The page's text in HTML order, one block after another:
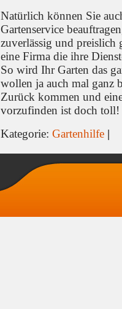
Natürlich können Sie
Gartenservice
zuverlässig und preislich
eine Firma die ihre
So wird Ihr Garten das
wollen ja auch mal ganz
Zurück kommen und
vorzufinden ist doch toll!
Kategorie: Gartenhilfe |